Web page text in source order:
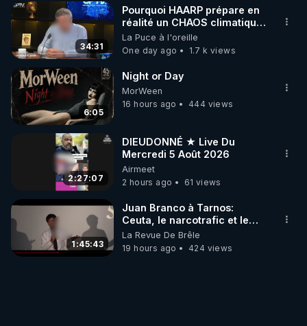
34:31
Pourquoi HAARP prépare en
réalité un CHAOS climatique,
on répond
La Puce à l'oreille
One day ago
1.7 k views
6:05
Night or Day
MorWeen
16 hours ago
444 views
2:27:07
DIEUDONNÉ ★ Live Du
Mercredi 5 Août 2026
Airmeet
2 hours ago
61 views
1:45:43
Juan Branco à Tarnos:
Ceuta, le narcotrafic et le
pouvoir en France
La Revue De Brêle
19 hours ago
424 views